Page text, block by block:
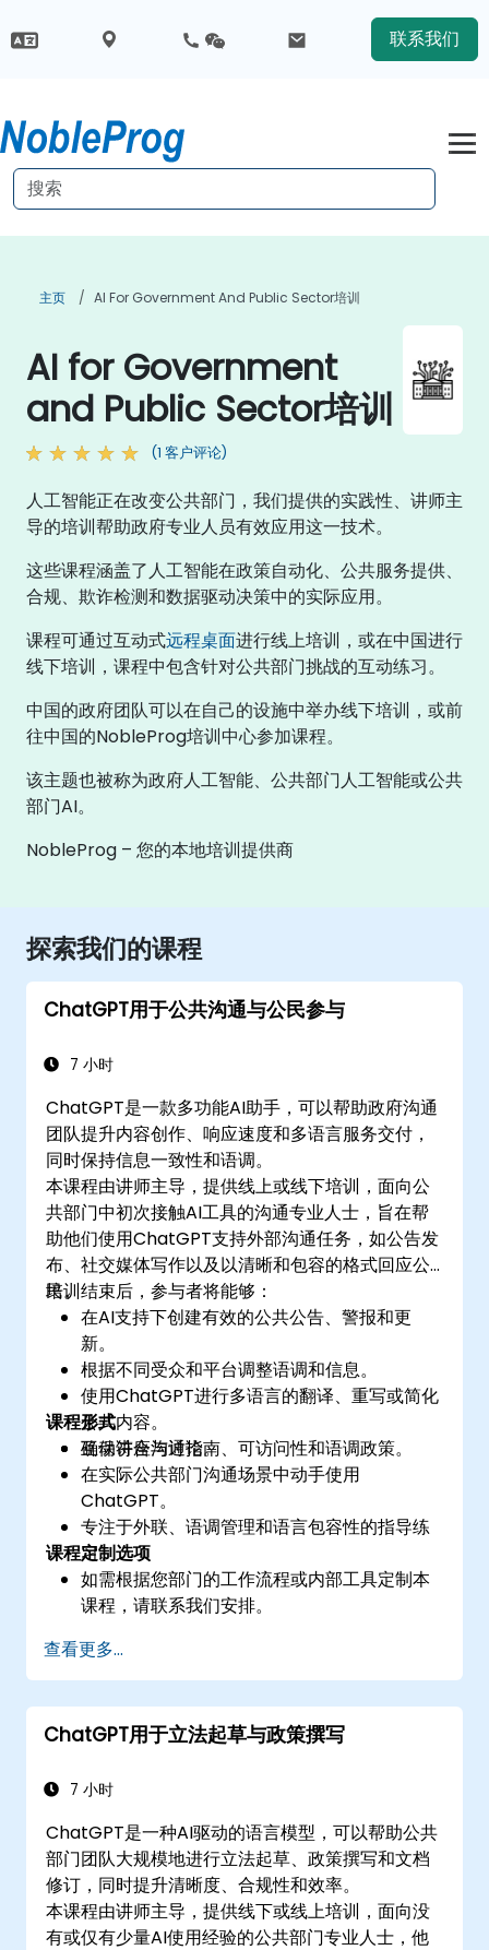
联系我们
主页 AI For Government And Public Sector培训
AI for Government
and Public Sector培训
(1 客户评论)
人工智能正在改变公共部门，我们提供的实践性、讲师主
导的培训帮助政府专业人员有效应用这一技术。
这些课程涵盖了人工智能在政策自动化、公共服务提供、
合规、欺诈检测和数据驱动决策中的实际应用。
课程可通过互动式远程桌面进行线上培训，或在中国进行
线下培训，课程中包含针对公共部门挑战的互动练习。
中国的政府团队可以在自己的设施中举办线下培训，或前
往中国的NobleProg培训中心参加课程。
该主题也被称为政府人工智能、公共部门人工智能或公共
部门AI。
NobleProg – 您的本地培训提供商
探索我们的课程
ChatGPT用于公共沟通与公民参与
7 小时
ChatGPT是一款多功能AI助手，可以帮助政府沟通
团队提升内容创作、响应速度和多语言服务交付，
同时保持信息一致性和语调。
本课程由讲师主导，提供线上或线下培训，面向公
共部门中初次接触AI工具的沟通专业人士，旨在帮
助他们使用ChatGPT支持外部沟通任务，如公告发
布、社交媒体写作以及以清晰和包容的格式回应公
民。
培训结束后，参与者将能够：
在AI支持下创建有效的公共公告、警报和更
新。
根据不同受众和平台调整语调和信息。
使用ChatGPT进行多语言的翻译、重写或简化
公共内容。
确保符合沟通指南、可访问性和语调政策。
课程形式
互动讲座与讨论。
在实际公共部门沟通场景中动手使用
ChatGPT。
专注于外联、语调管理和语言包容性的指导练
习。
课程定制选项
如需根据您部门的工作流程或内部工具定制本
课程，请联系我们安排。
查看更多...
ChatGPT用于立法起草与政策撰写
7 小时
ChatGPT是一种AI驱动的语言模型，可以帮助公共
部门团队大规模地进行立法起草、政策撰写和文档
修订，同时提升清晰度、合规性和效率。
本课程由讲师主导，提供线下或线上培训，面向没
有或仅有少量AI使用经验的公共部门专业人士，他